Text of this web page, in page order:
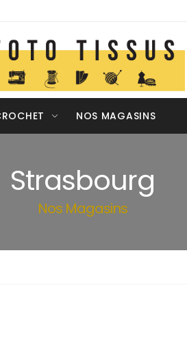
NOS MAGASINS
Strasbourg
Nos Magasins